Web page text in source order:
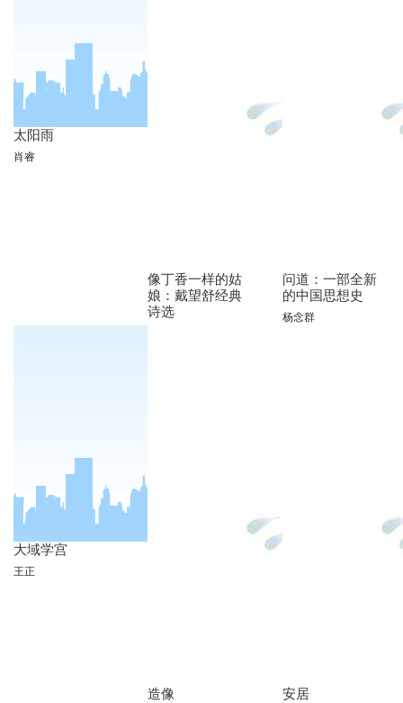
太阳雨
肖睿
像丁香一样的姑
娘：戴望舒经典
诗选
问道：一部全新
的中国思想史
杨念群
大域学宫
王正
造像 安居